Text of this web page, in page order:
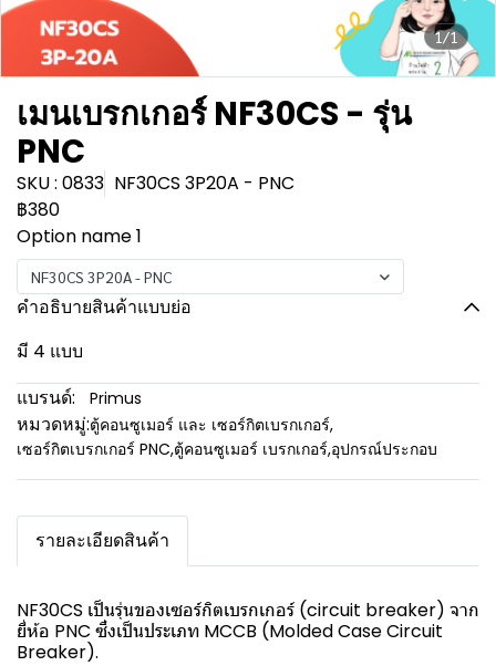
1/1
เมนเบรกเกอร์ NF30CS - รุ่น
PNC
SKU : 0833 NF30CS 3P20A - PNC
฿380
Option name 1
NF30CS 3P20A - PNC
คำอธิบายสินค้าแบบย่อ
มี 4 แบบ
แบรนด์:
Primus
หมวดหมู่:ตู้คอนซูเมอร์ และ เซอร์กิตเบรกเกอร์,
เซอร์กิตเบรกเกอร์ PNC,ตู้คอนซูเมอร์ เบรกเกอร์,อุปกรณ์ประกอบ
รายละเอียดสินค้า
NF30CS เป็นรุ่นของเซอร์กิตเบรกเกอร์ (circuit breaker) จาก
ยี่ห้อ PNC ซึ่งเป็นประเภท MCCB (Molded Case Circuit
Breaker).